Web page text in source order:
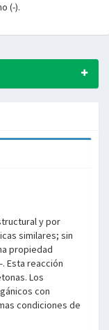
(-).
y por
similares; sin
propiedad
Esta reacción
Los
con
condiciones de